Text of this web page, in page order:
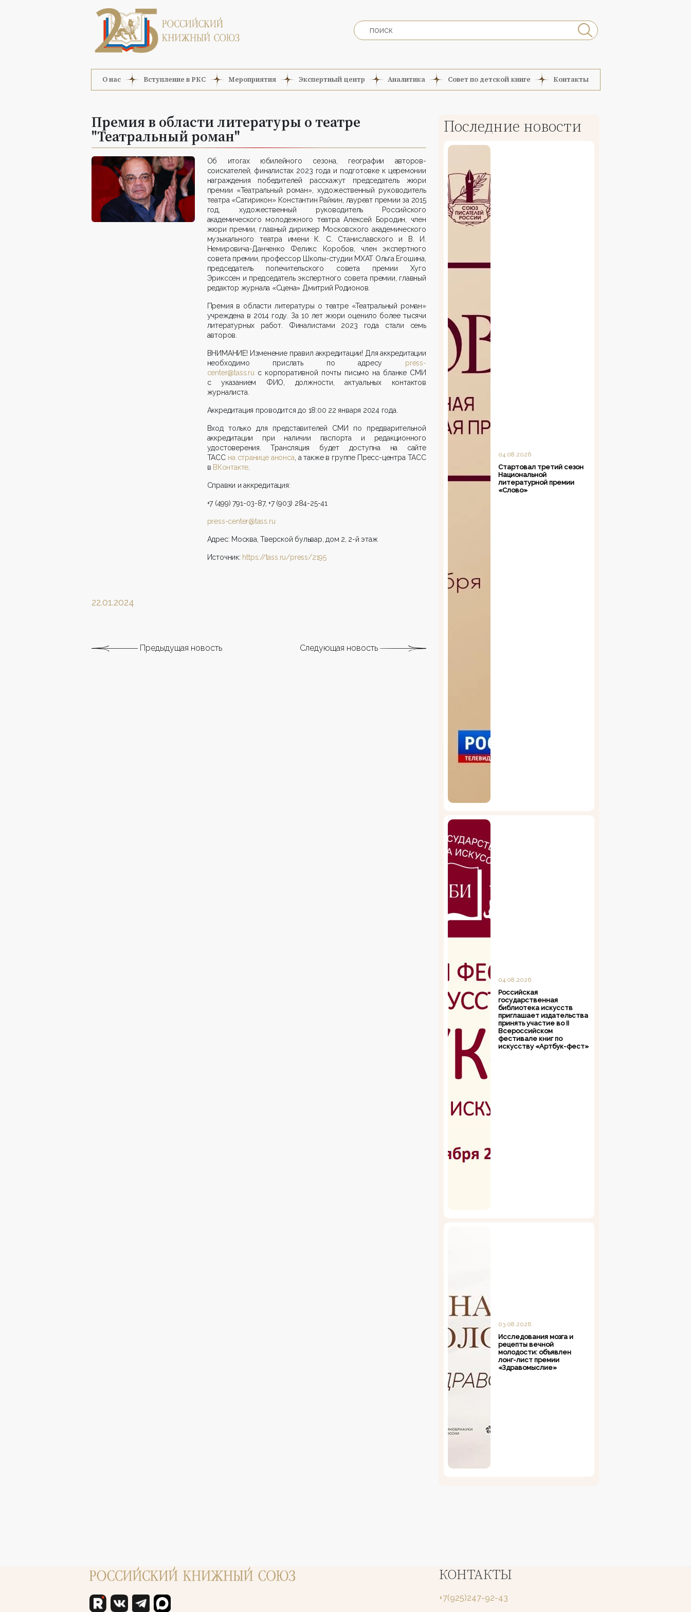
О нас Вступление в РКС Мероприятия Экспертный центр Аналитика Совет по детской книге Контакты
Премия в области литературы о театре
"Театральный роман"
Об итогах юбилейного сезона, географии авторов-
соискателей, финалистах 2023 года и подготовке к церемонии
награждения победителей расскажут председатель жюри
премии «Театральный роман», художественный руководитель
театра «Сатирикон» Константин Райкин, лауреат премии за 2015
год, художественный руководитель Российского
академического молодежного театра Алексей Бородин, член
жюри премии, главный дирижер Московского академического
музыкального театра имени К. С. Станиславского и В. И.
Немировича-Данченко Феликс Коробов, член экспертного
совета премии, профессор Школы-студии МХАТ Ольга Егошина,
председатель попечительского совета премии Хуго
Эрикссен и председатель экспертного совета премии, главный
редактор журнала «Сцена» Дмитрий Родионов.
Премия в области литературы о театре «Театральный роман»
учреждена в 2014 году. За 10 лет жюри оценило более тысячи
литературных работ. Финалистами 2023 года стали семь
авторов.
ВНИМАНИЕ! Изменение правил аккредитации! Для аккредитации
необходимо прислать по адресу press-
center@tass.ru с корпоративной почты письмо на бланке СМИ
с указанием ФИО, должности, актуальных контактов
журналиста.
Аккредитация проводится до 18:00 22 января 2024 года.
Вход только для представителей СМИ по предварительной
аккредитации при наличии паспорта и редакционного
удостоверения. Трансляция будет доступна на сайте
ТАСС на странице анонса , а также в группе Пресс-центра ТАСС
в ВКонтакте
Справки и аккредитация:
+7 (499) 791-03-87, +7 (903) 284-25-41
press-center@tass.ru
Адрес: Москва, Тверской бульвар, дом 2, 2-й этаж
Источник: https://tass.ru/press/2195
22.01.2024
Предыдущая новость Следующая новость
Последние новости
04.08.2026
Стартовал третий сезон
Национальной
литературной премии
«Слово»
04.08.2026
Российская
государственная
библиотека искусств
приглашает издательства
принять участие во II
Всероссийском
фестивале книг по
искусству «Артбук-фест»
03.08.2026
Исследования мозга и
рецепты вечной
молодости: объявлен
лонг-лист премии
«Здравомыслие»
КОНТАКТЫ
+7(925)247-92-43